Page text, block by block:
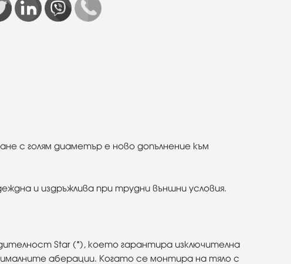
с голям диаметър е ново допълнение към
и издръжлива при трудни външни условия.
Star (*), което гарантира изключителна
аберации. Когато се монтира на тяло с